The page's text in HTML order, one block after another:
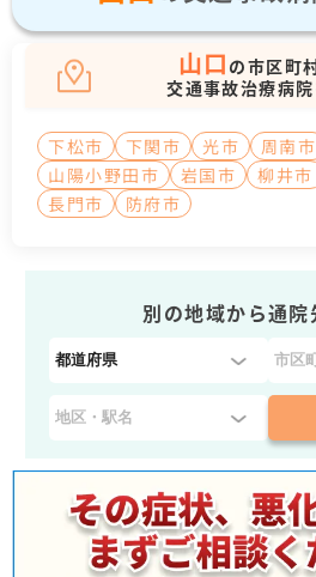
山口 の市区町
交通事故治療病
下松市 下関市 光市 周南市
山陽小野田市
岩国市 柳井市
長門市
防府市
別の地域から通院
都
県
を
選
択
：